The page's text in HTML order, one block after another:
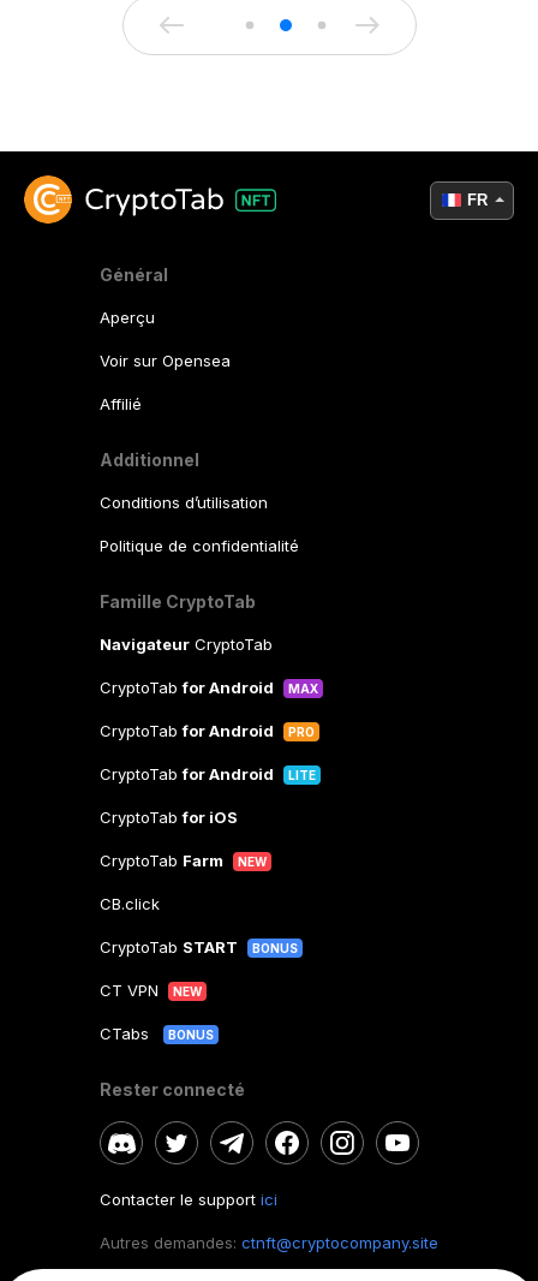
Général
Aperçu
Voir sur Opensea
Affilié
Additionnel
Conditions d’utilisation
Politique de confidentialité
Famille CryptoTab
Navigateur CryptoTab
CryptoTabfor Android MAX
CryptoTabfor Android PRO
CryptoTabfor Android LITE
CryptoTabfor iOS
CryptoTab Farm NEW
CB.click
CryptoTab START BONUS
CT VPN NEW
CTabs BONUS
Rester connecté
Contacter le support ici
Autres demandes: ctnft@cryptocompany.site
FR